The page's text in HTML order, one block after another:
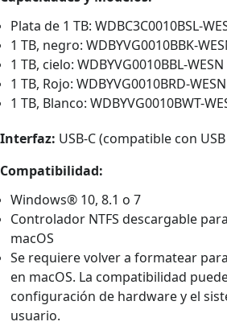
Plata de 1 TB: WDBC3C0010BSL-
1 TB, negro: WDBYVG0010BBK-
1 TB, cielo: WDBYVG0010BBL-WESN
1 TB, Rojo: WDBYVG0010BRD-WESN
1 TB, Blanco: WDBYVG0010BWT-
Interfaz: USB-C (compatible con
Compatibilidad:
Windows® 10, 8.1 o 7
Controlador NTFS descargable
macOS
Se requiere volver a formatear
en macOS. La compatibilidad
configuración de hardware y el
usuario.